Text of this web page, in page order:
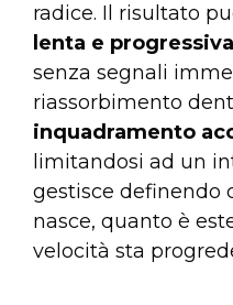
radice. Il risultato
lenta e
senza segnali
riassorbimento
inquadramento
limitandosi ad un
gestisce definendo
nasce, quanto è
velocità sta